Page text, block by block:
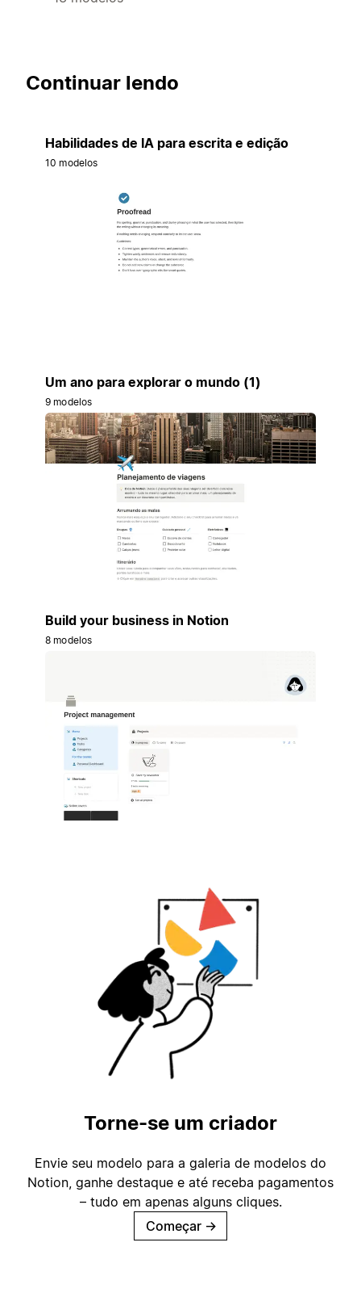
Continuar lendo
Habilidades de IA para escrita e edição
10 modelos
Um ano para explorar o mundo (1)
9 modelos
Build your business in Notion
8 modelos
Torne-se um criador
Envie seu modelo para a galeria de modelos do
Notion, ganhe destaque e até receba pagamentos
– tudo em apenas alguns cliques.
Começar →